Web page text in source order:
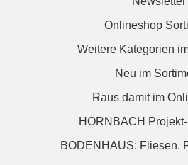
Onlineshop
Weitere Kategorien
Neu im
Raus damit im
HORNBACH
BODENHAUS: Fliesen.